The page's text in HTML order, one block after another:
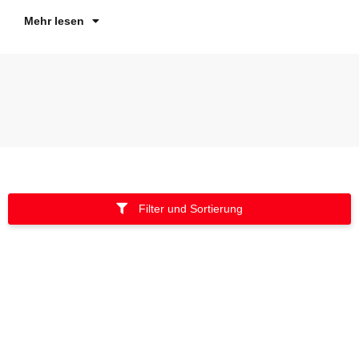
Mehr lesen
Filter und Sortierung